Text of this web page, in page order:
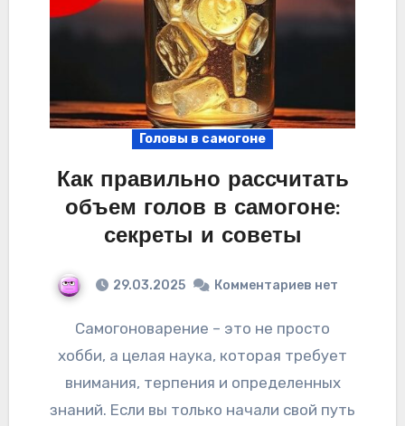
Головы в самогоне
Как правильно рассчитать
объем голов в самогоне:
секреты и советы
29.03.2025 Комментариев нет
Самогоноварение – это не просто
хобби, а целая наука, которая требует
внимания, терпения и определенных
знаний. Если вы только начали свой путь